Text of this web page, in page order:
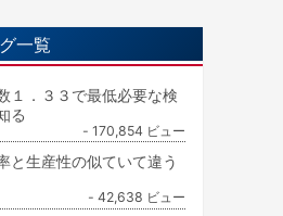
一覧
１．３３で最低必要な検
る
- 170,854 ビュー
と生産性の似ていて違う
- 42,638 ビュー